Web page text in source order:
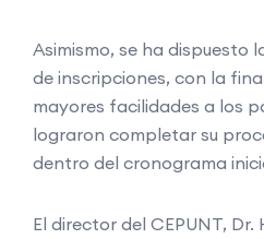
Asimismo, se ha dispuesto
de inscripciones, con la
mayores facilidades a los
lograron completar su
dentro del cronograma
El director del CEPUNT,